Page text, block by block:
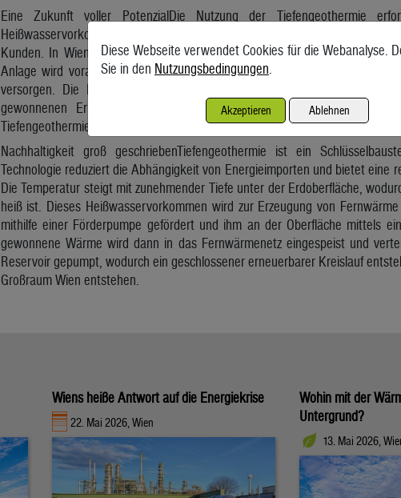
Eine Zukunft voller PotenzialDie Nutzung der Tiefengeothermie
Heißwasservorkommen tief unter der Erde, ein effizientes Verteilnetz an
Kunden. In Wien sind alle diese Voraussetzungen erfüllt. Die erste
Anlage wird voraussichtlich bis zu 20 Megawatt klimaneutrale
versorgen. Die Bohrungen sollen bis Ende 2024 beginnen, und sie
gewonnenen Erkenntnisse und Daten aus diesem Projekt werden
Tiefengeothermie in Wien schneller und effizienter voranzutreiben.
Nachhaltigkeit groß geschriebenTiefengeothermie ist ein
Technologie reduziert die Abhängigkeit von Energieimporten und bietet eine
Die Temperatur steigt mit zunehmender Tiefe unter der Erdoberfläche,
heiß ist. Dieses Heißwasservorkommen wird zur Erzeugung von
mithilfe einer Förderpumpe gefördert und ihm an der Oberfläche mittels
gewonnene Wärme wird dann in das Fernwärmenetz eingespeist und
Reservoir gepumpt, wodurch ein geschlossener erneuerbarer Kreislauf
Großraum Wien entstehen.
Wiens heiße Antwort auf die Energiekrise
22. Mai 2026, Wien
Wohin mit der
Untergrund?
13. Mai 2026,
Diese Webseite verwendet Cookies für die Webanalyse.
Sie in den Nutzungsbedingungen
Akzeptieren Ablehnen